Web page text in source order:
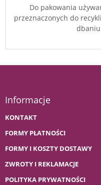
Do pakowania
przeznaczonych do
Informacje
KONTAKT
FORMY PŁATNOŚCI
FORMY I KOSZTY DOSTAWY
ZWROTY I REKLAMACJE
POLITYKA PRYWATNOŚCI